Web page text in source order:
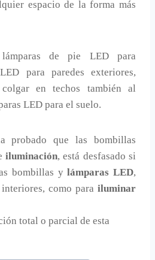
espacio de la forma más
lámparas de pie LED para
para paredes exteriores,
en techos también al
LED para el suelo.
probado que las bombillas
iluminación, está desfasado si
bombillas ylámparas LED,
interiores, como para iluminar
total o parcial de esta